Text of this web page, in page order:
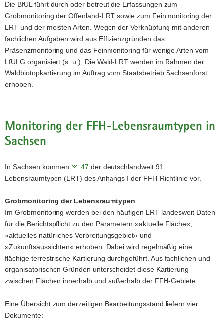
Die BfUL führt durch oder betreut die Erfassungen zum
Grobmonitoring der Offenland-LRT sowie zum Feinmonitoring der
LRT und der meisten Arten. Wegen der Verknüpfung mit anderen
fachlichen Aufgaben wird aus Effizienzgründen das
Präsenzmonitoring und das Feinmonitoring für wenige Arten vom
LfULG organisiert (s. u.). Die Wald-LRT werden im Rahmen der
Waldbiotopkartierung im Auftrag vom Staatsbetrieb Sachsenforst
erhoben.
Monitoring der FFH-Lebensraumtypen in
Sachsen
In Sachsen kommen 47 der deutschlandweit 91
Lebensraumtypen (LRT) des Anhangs I der FFH-Richtlinie vor.
Grobmonitoring der Lebensraumtypen
Im Grobmonitoring werden bei den häufigen LRT landesweit Daten
für die Berichtspflicht zu den Parametern »aktuelle Fläche«,
»aktuelles natürliches Verbreitungsgebiet« und
»Zukunftsaussichten« erhoben. Dabei wird regelmäßig eine
flächige terrestrische Kartierung durchgeführt. Aus fachlichen und
organisatorischen Gründen unterscheidet diese Kartierung
zwischen Flächen innerhalb und außerhalb der FFH-Gebiete.
Eine Übersicht zum derzeitigen Bearbeitungsstand liefern vier
Dokumente: